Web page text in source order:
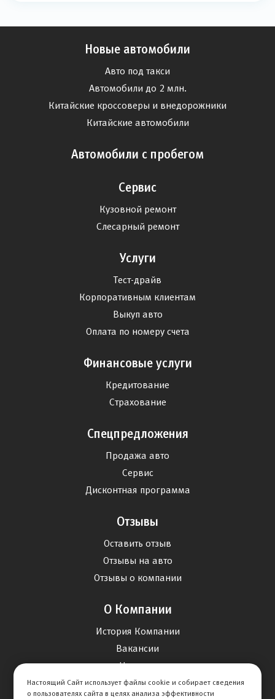
Новые автомобили
Авто под такси
Автомобили до 2 млн.
Китайские кроссоверы и внедорожники
Китайские автомобили
Автомобили с пробегом
Сервис
Кузовной ремонт
Слесарный ремонт
Услуги
Тест-драйв
Корпоративным клиентам
Выкуп авто
Оплата по номеру счета
Финансовые услуги
Кредитование
Страхование
Спецпредложения
Продажа авто
Сервис
Дисконтная программа
Отзывы
Оставить отзыв
Отзывы на авто
Отзывы о компании
О Компании
История Компании
Вакансии
Новости
Настоящий Сайт использует файлы cookie и собирает сведения
о пользователях сайта в целях анализа эффективности